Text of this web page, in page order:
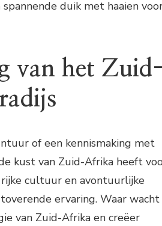
duik met haaien
van het
of een kennismaking met
kust van Zuid-Afrika heeft
cultuur en avontuurlijke
ervaring. Waar wacht
van Zuid-Afrika en creëer